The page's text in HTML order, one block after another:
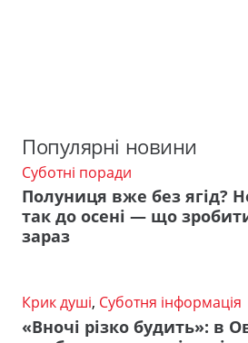
Популярні новини
Суботні поради
Полуниця вже без ягід?
так до осені — що
зараз
Крик душі, Суботня інформація
«Вночі різко будить»: в